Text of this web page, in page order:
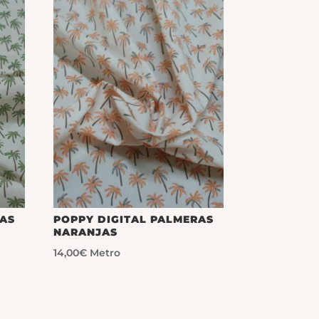
POPPY DIGITAL PALMERAS
NARANJAS
14,00€ Metro